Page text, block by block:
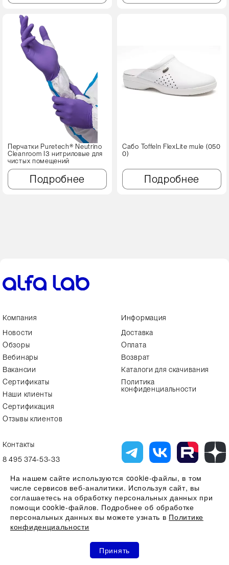
Избранное Сравнение
Перчатки Puretech® Neutrino
Cleanroom I3 нитриловые для
чистых помещений
Подробнее
Сабо Toffeln FlexLite mule (050
0)
Подробнее
Компания
Новости
Обзоры
Вебинары
Вакансии
Сертификаты
Наши клиенты
Сертификация
Отзывы клиентов
Информация
Доставка
Оплата
Возврат
Каталоги для скачивания
Политика
конфиденциальности
Контакты
8 495 374-53-33
Вся представленная на сайте информация, касающаяся технических
характеристик, наличия на складе, стоимости товаров, носит
информационный характер и ни при каких условиях не является
публичной офертой, определяемой положениями Статьи 437(2)
Гражданского кодекса РФ
Все права защищены 2026 © ООО "Компания Альфа-Лаб" ИНН
7731644966 | ОГРН 1107746123121
На нашем сайте используются cookie-файлы, в том
числе сервисов веб-аналитики. Используя сайт, вы
соглашаетесь на обработку персональных данных при
помощи cookie-файлов. Подробнее об обработке
персональных данных вы можете узнать в Политике
конфиденциальности
Принять